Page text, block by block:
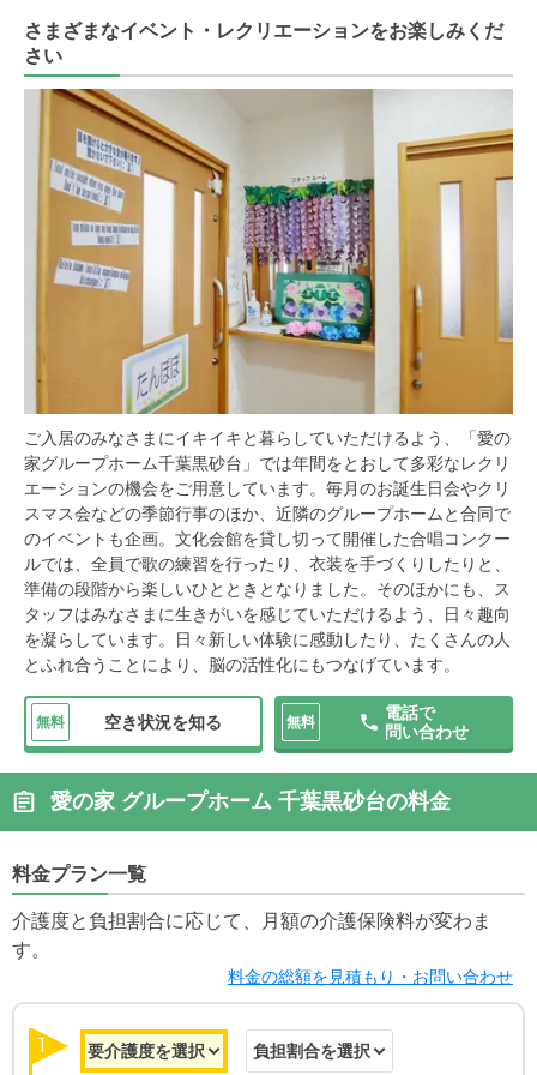
さまざまなイベント・レクリエーションをお楽しみくだ
さい
ご入居のみなさまにイキイキと暮らしていただけるよう、「愛の
家グループホーム千葉黒砂台」では年間をとおして多彩なレクリ
エーションの機会をご用意しています。毎月のお誕生日会やクリ
スマス会などの季節行事のほか、近隣のグループホームと合同で
のイベントも企画。文化会館を貸し切って開催した合唱コンクー
ルでは、全員で歌の練習を行ったり、衣装を手づくりしたりと、
準備の段階から楽しいひとときとなりました。そのほかにも、ス
タッフはみなさまに生きがいを感じていただけるよう、日々趣向
を凝らしています。日々新しい体験に感動したり、たくさんの人
とふれ合うことにより、脳の活性化にもつなげています。
無料 空き状況を知る 無料
電話で
問い合わせ
愛の家 グループホーム 千葉黒砂台の料金
料金プラン一覧
介護度と負担割合に応じて、月額の介護保険料が変わま
す。
料金の総額を見積もり・お問い合わせ
1